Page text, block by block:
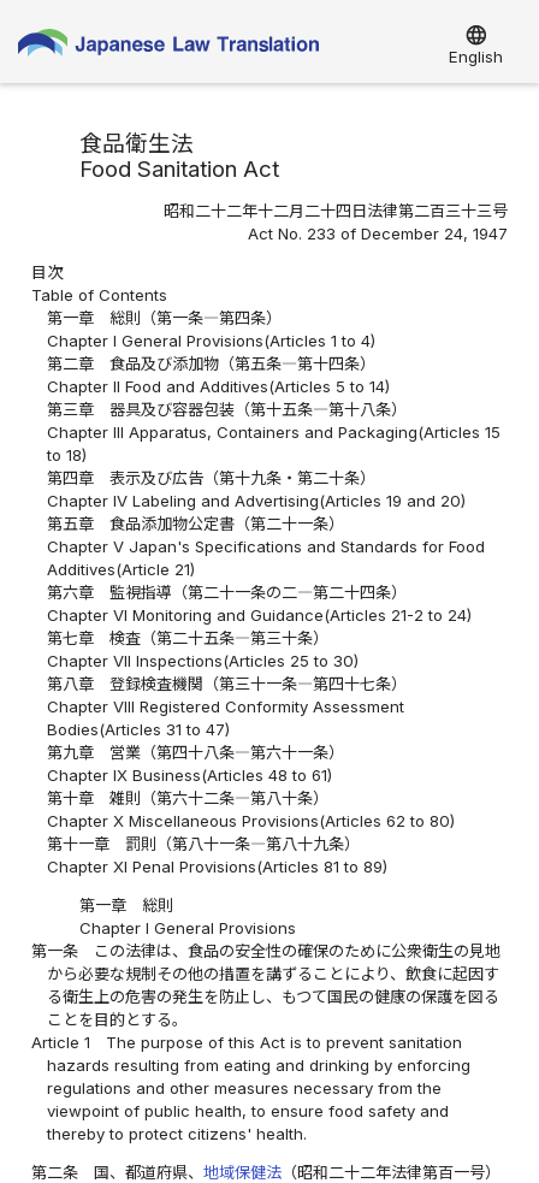
language
English
食品衛生法
Food Sanitation Act
昭和二十二年十二月二十四日法律第二百三十三号
Act No. 233 of December 24, 1947
目次
Table of Contents
第一章 総則（第一条―第四条）
Chapter I General Provisions(Articles 1 to 4)
第二章 食品及び添加物（第五条―第十四条）
Chapter II Food and Additives(Articles 5 to 14)
第三章 器具及び容器包装（第十五条―第十八条）
Chapter III Apparatus, Containers and Packaging(Articles 15
to 18)
第四章 表示及び広告（第十九条・第二十条）
Chapter IV Labeling and Advertising(Articles 19 and 20)
第五章 食品添加物公定書（第二十一条）
Chapter V Japan's Specifications and Standards for Food
Additives(Article 21)
第六章 監視指導（第二十一条の二―第二十四条）
Chapter VI Monitoring and Guidance(Articles 21-2 to 24)
第七章 検査（第二十五条―第三十条）
Chapter VII Inspections(Articles 25 to 30)
第八章 登録検査機関（第三十一条―第四十七条）
Chapter VIII Registered Conformity Assessment
Bodies(Articles 31 to 47)
第九章 営業（第四十八条―第六十一条）
Chapter IX Business(Articles 48 to 61)
第十章 雑則（第六十二条―第八十条）
Chapter X Miscellaneous Provisions(Articles 62 to 80)
第十一章 罰則（第八十一条―第八十九条）
Chapter XI Penal Provisions(Articles 81 to 89)
第一章 総則
Chapter I General Provisions
第一条
この法律は、食品の安全性の確保のために公衆衛生の見地
から必要な規制その他の措置を講ずることにより、飲食に起因す
る衛生上の危害の発生を防止し、もつて国民の健康の保護を図る
ことを目的とする。
Article 1
The purpose of this Act is to prevent sanitation
hazards resulting from eating and drinking by enforcing
regulations and other measures necessary from the
viewpoint of public health, to ensure food safety and
thereby to protect citizens' health.
第二条 国、都道府県、地域保健法 （昭和二十二年法律第百一号）